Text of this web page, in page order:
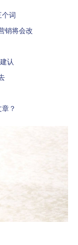
词
销将会改
认
？